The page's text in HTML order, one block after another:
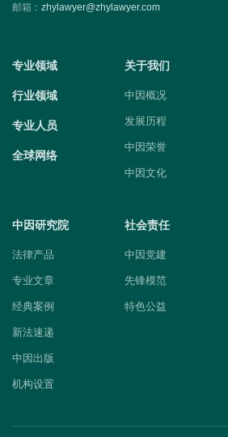
邮箱： zhylawyer@zhylawyer.com
专业领域
行业领域
专业人员
全球网络
关于我们
中因概况
发展历程
中因荣誉
中因文化
中因研究院
法律产品
专业文章
经典案例
新法速递
中因出版
机构设置
社会责任
中因党建
先锋模范
特色公益